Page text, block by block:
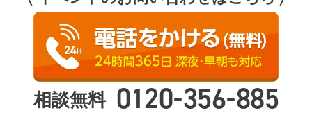
相談無料 0120-356-885